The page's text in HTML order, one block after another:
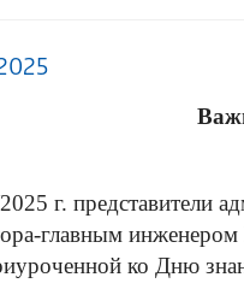
г. представители
главным
ко Дню